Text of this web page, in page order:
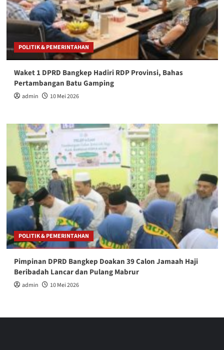
POLITIK & PEMERINTAHAN
Waket 1 DPRD Bangkep Hadiri RDP Provinsi, Bahas
Pertambangan Batu Gamping
admin 10 Mei 2026
POLITIK & PEMERINTAHAN
Pimpinan DPRD Bangkep Doakan 39 Calon Jamaah Haji
Beribadah Lancar dan Pulang Mabrur
admin 10 Mei 2026